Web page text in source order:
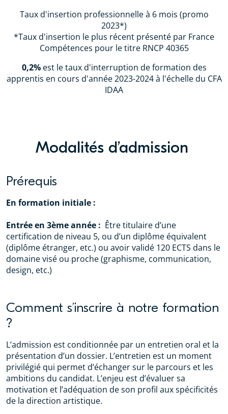
Taux d'insertion professionnelle à 6 mois (promo
2023*)
*Taux d'insertion le plus récent présenté par France
Compétences pour le titre RNCP 40365
0,2%est le taux d'interruption de formation des
apprentis en cours d'année 2023-2024 à l'échelle du CFA
IDAA
Modalités d’admission
Prérequis
En formation initiale :
Entrée en 3ème année : Être titulaire d’une
certification de niveau 5, ou d’un diplôme équivalent
(diplôme étranger, etc.) ou avoir validé 120 ECTS dans le
domaine visé ou proche (graphisme, communication,
design, etc.)
Comment s’inscrire à notre formation
?
L’admission est conditionnée par un entretien oral et la
présentation d’un dossier. L’entretien est un moment
privilégié qui permet d’échanger sur le parcours et les
ambitions du candidat. L’enjeu est d’évaluer sa
motivation et l’adéquation de son profil aux spécificités
de la direction artistique.